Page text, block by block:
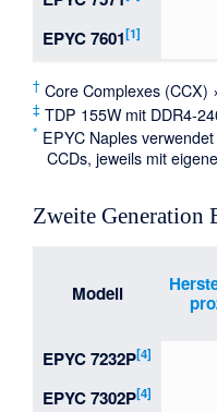
EPYC 7601[1]
† Core Complexes (CCX)
‡ TDP 155W mit DDR4-
* EPYC Naples
CCDs, jeweils mit
Zweite Generation
Modell
EPYC 7232P[4]
EPYC 7302P[4]